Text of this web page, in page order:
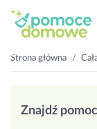
Strona główna
Znajdź